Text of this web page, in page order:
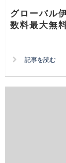
グローバル
数料最大無
記事を読む